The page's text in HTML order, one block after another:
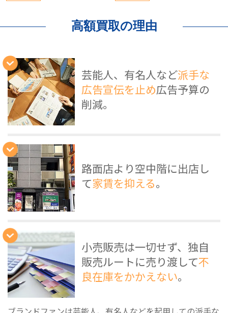
高額買取の理由
芸能人、有名人など派手な
広告宣伝を止め広告予算の
削減。
路面店より空中階に出店し
て家賃を抑える。
小売販売は一切せず、独自
販売ルートに売り渡して不
良在庫をかかえない。